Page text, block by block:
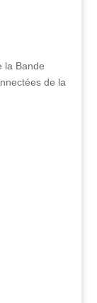
la Bande
de la